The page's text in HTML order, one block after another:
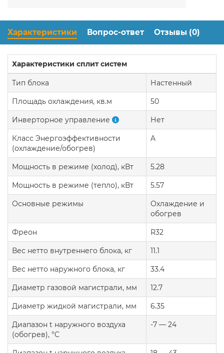
Характеристики Вопрос-ответ Отзывы (0)
Характеристики сплит систем
Тип блока Настенный
Площадь охлаждения, кв.м 50
Инверторное управление Нет
Класс Энергоэффективности
(охлаждение/обогрев)
A
Мощность в режиме (холод), кВт 5.28
Мощность в режиме (тепло), кВт 5.57
Основные режимы
Охлаждение и
обогрев
Фреон R32
Вес нетто внутреннего блока, кг 11.1
Вес нетто наружного блока, кг 33.4
Диаметр газовой магистрали, мм 12.7
Диаметр жидкой магистрали, мм 6.35
Диапазон t наружного воздуха
(обогрев), °C
-7 — 24